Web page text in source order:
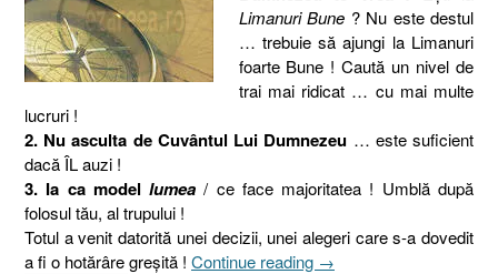
Limanuri Bune ? Nu este destul
… trebuie să ajungi la Limanuri
foarte Bune ! Caută un nivel de
trai mai ridicat … cu mai multe
lucruri !
2. Nu asculta de Cuvântul Lui Dumnezeu … este suficient
dacă ÎL auzi !
3. Ia ca modellumea / ce face majoritatea ! Umblă după
folosul tău, al trupului !
Totul a venit datorită unei decizii, unei alegeri care s-a dovedit
a fi o hotărâre greşită ! Continue reading „De
→